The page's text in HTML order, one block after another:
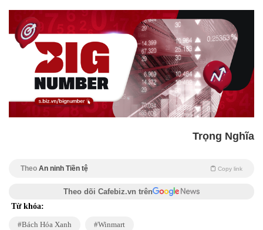
Trọng Nghĩa
Theo An ninh Tiền tệ Copy link
Theo dõi Cafebiz.vn trên
Từ khóa:
Bách Hóa Xanh Winmart